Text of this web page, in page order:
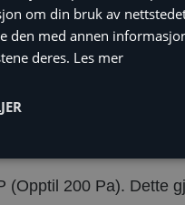
(Opptil 200 Pa).
om din bruk av
den med annen
deres. Les mer